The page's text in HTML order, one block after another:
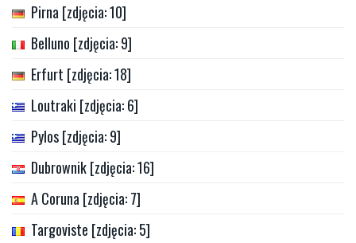
Pirna [zdjęcia: 10]
Belluno [zdjęcia: 9]
Erfurt [zdjęcia: 18]
Loutraki [zdjęcia: 6]
Pylos [zdjęcia: 9]
Dubrownik [zdjęcia: 16]
A Coruna [zdjęcia: 7]
Targoviste [zdjęcia: 5]